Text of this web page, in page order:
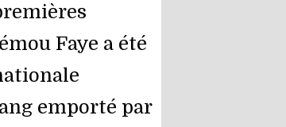
Faye a été
emporté par